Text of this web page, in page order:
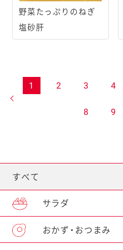
野菜たっぷりのねぎ
塩砂肝
1 2 3 4
8 9
すべて
サラダ
おかず・おつまみ